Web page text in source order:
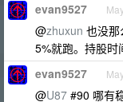
evan9527
@zhuxun 也没
5%就跑。持股时
evan9527
@U87 #90 哪有